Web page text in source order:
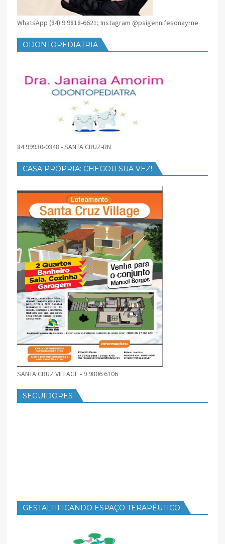
WhatsApp (84) 9.9818-6621; Instagram @psigennifesonayrne
ODONTOPEDIATRIA
84 99930-0348 - SANTA CRUZ-RN
CASA PRÓPRIA: CHEGOU SUA VEZ!
SANTA CRUZ VILLAGE - 9 9806 6106
SEGUIDORES
GESTALTIFICANDO ESPAÇO TERAPÊUTICO